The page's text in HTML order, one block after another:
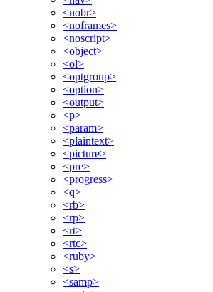
<nobr>
<noframes>
<noscript>
<object>
<ol>
<optgroup>
<option>
<output>
<p>
<param>
<plaintext>
<picture>
<pre>
<progress>
<q>
<rb>
<rp>
<rt>
<rtc>
<ruby>
<s>
<samp>